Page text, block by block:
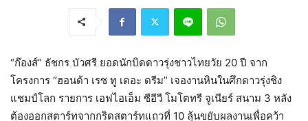
“ก๊องส์” ธัชกร บัวศรี ยอดนักบิดดาวรุ่งชาวไทยวัย 20 ปี จาก
โครงการ “ฮอนด้า เรซ ทู เดอะ ดรีม” เจองานหินในศึกดาวรุ่งชิง
แชมป์โลก รายการ เอฟไอเอ็ม ซีอีวี โมโตทรี จูเนียร์ สนาม 3 หลัง
ต้องออกสตาร์ทจากกริดสตาร์ทแถวที่ 10 ลุ้นขยับผลงานเพื่อคว้า